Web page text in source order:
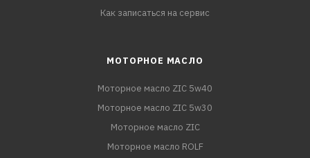
Как записаться на сервис
МОТОРНОЕ МАСЛО
Моторное масло ZIC 5w40
Моторное масло ZIC 5w30
Моторное масло ZIC
Моторное масло ROLF